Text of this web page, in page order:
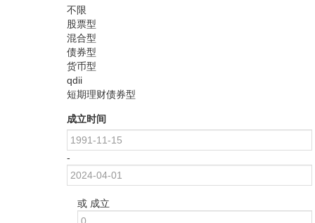
不限
股票型
混合型
债券型
货币型
qdii
短期理财债券型
成立时间
-
或 成立